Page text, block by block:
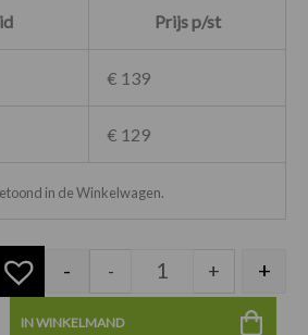
Prijs p/st
€ 139
€ 129
in de Winkelwagen.
- - + +
IN WINKELMAND